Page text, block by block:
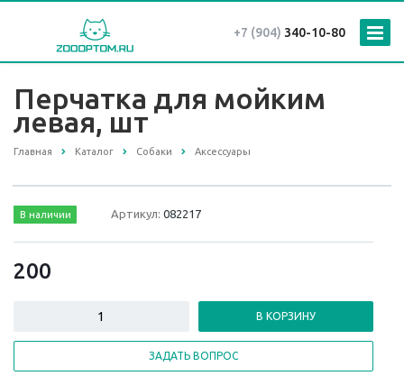
+7 (904) 340-10-80
Перчатка для мойким
левая, шт
Главная Каталог Собаки Аксессуары
В наличии Артикул:082217
200
В КОРЗИНУ
ЗАДАТЬ ВОПРОС